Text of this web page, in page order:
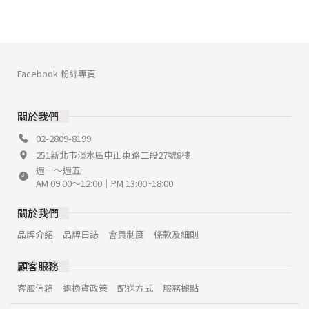
關於我們
02-2809-8199
251新北市淡水區中正東路二段27號8樓
週一～週五
AM 09:00～12:00｜PM 13:00~18:00
關於我們
品牌介紹 品牌日誌 會員制度 條款及細則
顧客服務
客服信箱 退換貨政策 配送方式 服務據點
Facebook 粉絲專頁